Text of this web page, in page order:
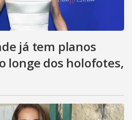
já tem planos
longe dos holofotes,